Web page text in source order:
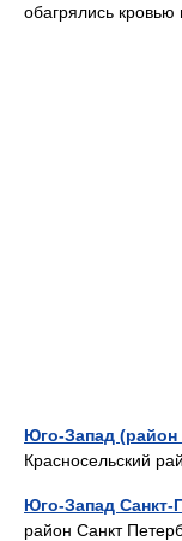
обагрялись
Юго-Запад (район
Красносельский
Юго-Запад Санкт-
район Санкт